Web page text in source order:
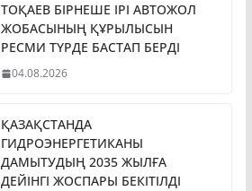
ТОҚАЕВ БІРНЕШЕ ІРІ АВТОЖОЛ
ЖОБАСЫНЫҢ ҚҰРЫЛЫСЫН
РЕСМИ ТҮРДЕ БАСТАП БЕРДІ
04.08.2026
ҚАЗАҚСТАНДА
ГИДРОЭНЕРГЕТИКАНЫ
ДАМЫТУДЫҢ 2035 ЖЫЛҒА
ДЕЙІНГІ ЖОСПАРЫ БЕКІТІЛДІ